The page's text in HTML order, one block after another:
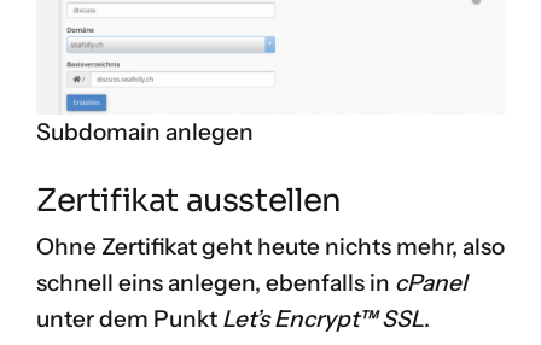
Subdomain anlegen
Zertifikat ausstellen
Ohne Zertifikat geht heute nichts mehr, also
schnell eins anlegen, ebenfalls in cPanel
unter dem Punkt Let’s Encrypt™ SSL.